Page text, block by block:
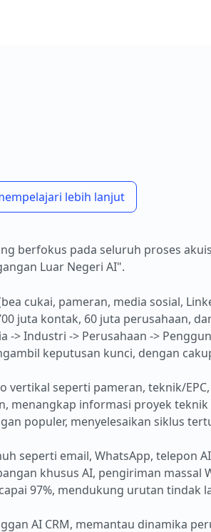
lebih lanjut
berfokus pada seluruh proses
Luar Negeri AI".
cukai, pameran, media sosial,
juta kontak, 60 juta perusahaan,
> Industri -> Perusahaan ->
keputusan kunci, dengan
seperti pameran, teknik/
menangkap informasi proyek
populer, menyelesaikan siklus
seperti email, WhatsApp, telepon
khusus AI, pengiriman massal
97%, mendukung urutan tindak
AI CRM, memantau dinamika